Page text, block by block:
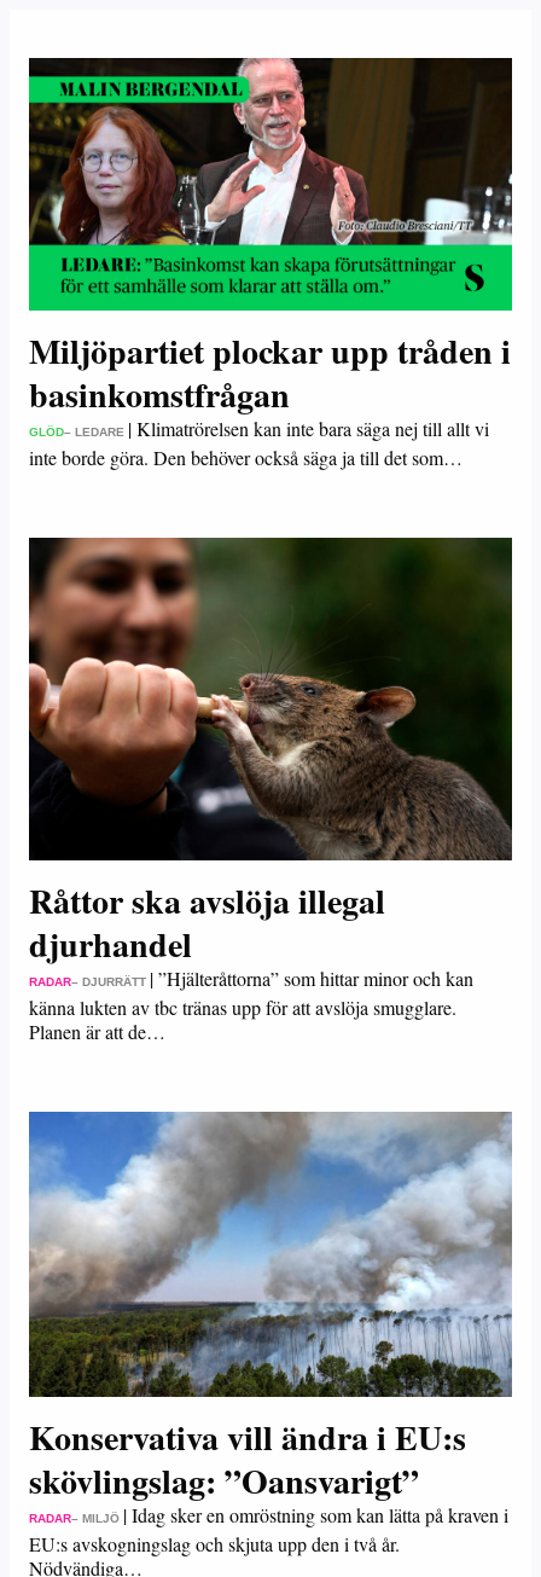
Miljöpartiet plockar upp tråden i
basinkomstfrågan
GLÖD– LEDARE |Klimatrörelsen kan inte bara säga nej till allt vi
inte borde göra. Den behöver också säga ja till det som…
Råttor ska avslöja illegal
djurhandel
RADAR– DJURRÄTT |”Hjälteråttorna” som hittar minor och kan
känna lukten av tbc tränas upp för att avslöja smugglare.
Planen är att de…
Konservativa vill ändra i EU:s
skövlingslag: ”Oansvarigt”
RADAR– MILJÖ |Idag sker en omröstning som kan lätta på kraven i
EU:s avskogningslag och skjuta upp den i två år.
Nödvändiga…